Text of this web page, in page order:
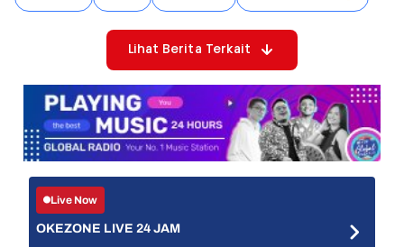
Lihat Berita Terkait
Live Now
OKEZONE LIVE 24 JAM